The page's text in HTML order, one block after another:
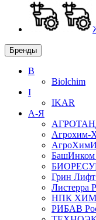
Бренды
B
Biolchim
I
IKAR
А-Я
Агрохим-
БашИнком
Грин Лифт
Листерра
НПК
РИБАВ